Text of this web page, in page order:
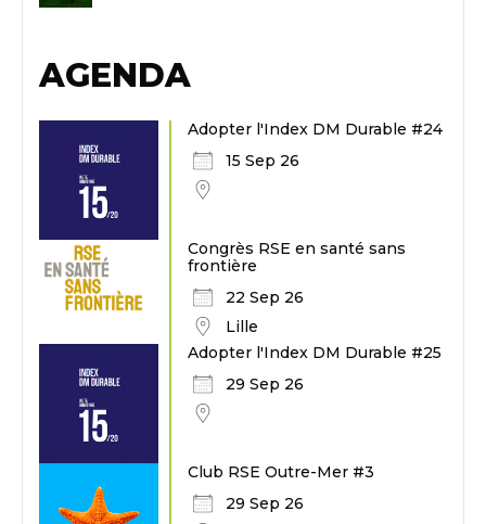
AGENDA
Adopter l'Index DM Durable #24
15 Sep 26
Congrès RSE en santé sans
frontière
22 Sep 26
Lille
Adopter l'Index DM Durable #25
29 Sep 26
Club RSE Outre-Mer #3
29 Sep 26